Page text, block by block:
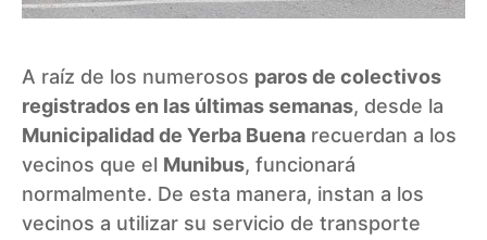
A raíz de los numerosos paros de colectivos
registrados en las últimas semanas, desde la
Municipalidad de Yerba Buena recuerdan a los
vecinos que el Munibus, funcionará
normalmente. De esta manera, instan a los
vecinos a utilizar su servicio de transporte